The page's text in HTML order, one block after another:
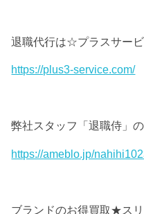
退職代行は☆プラスサー
https://plus3-service.com/
弊社スタッフ「退職侍」
https://ameblo.jp/
ブランドのお得買取★ス